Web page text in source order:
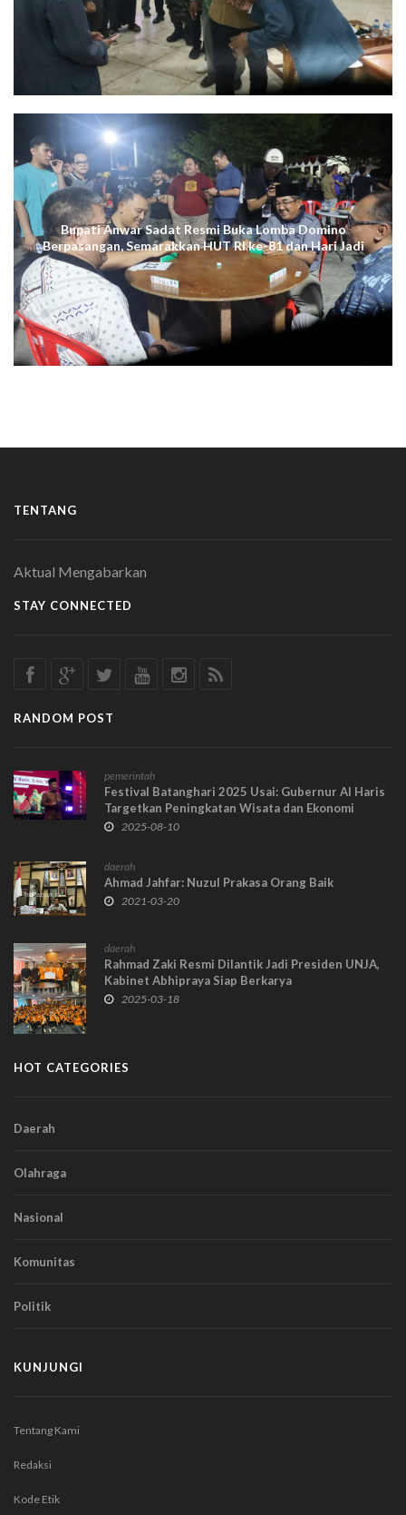
Bupati Anwar Sadat Resmi Buka Lomba Domino
Berpasangan, Semarakkan HUT RI ke-81 dan Hari Jadi
ke-61 Tanjab Barat
TENTANG
Aktual Mengabarkan
STAY CONNECTED
RANDOM POST
pemerintah
Festival Batanghari 2025 Usai: Gubernur Al Haris
Targetkan Peningkatan Wisata dan Ekonomi
Daerah
2025-08-10
daerah
Ahmad Jahfar: Nuzul Prakasa Orang Baik
2021-03-20
daerah
Rahmad Zaki Resmi Dilantik Jadi Presiden UNJA,
Kabinet Abhipraya Siap Berkarya
2025-03-18
HOT CATEGORIES
Daerah
Olahraga
Nasional
Komunitas
Politik
KUNJUNGI
Tentang Kami
Redaksi
Kode Etik